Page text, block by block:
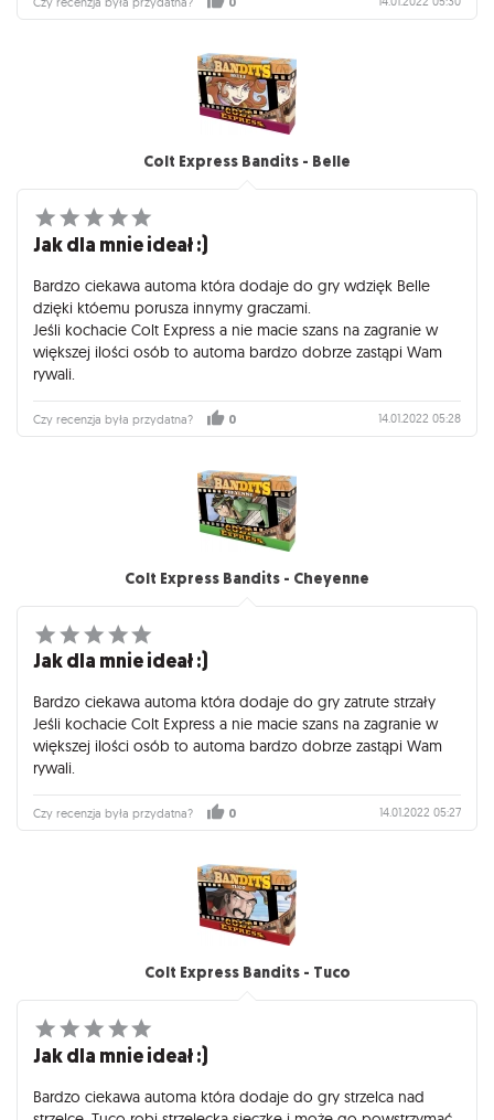
Colt Express Bandits - Belle
Jak dla mnie ideał :)
Bardzo ciekawa automa która dodaje do gry wdzięk Belle
dzięki któemu porusza innymy graczami.
Jeśli kochacie Colt Express a nie macie szans na zagranie w
większej ilości osób to automa bardzo dobrze zastąpi Wam
rywali.
Czy recenzja była przydatna? 0 14.01.2022 05:28
Colt Express Bandits - Cheyenne
Jak dla mnie ideał :)
Bardzo ciekawa automa która dodaje do gry zatrute strzały
Jeśli kochacie Colt Express a nie macie szans na zagranie w
większej ilości osób to automa bardzo dobrze zastąpi Wam
rywali.
Czy recenzja była przydatna? 0 14.01.2022 05:27
Colt Express Bandits - Tuco
Jak dla mnie ideał :)
Bardzo ciekawa automa która dodaje do gry strzelca nad